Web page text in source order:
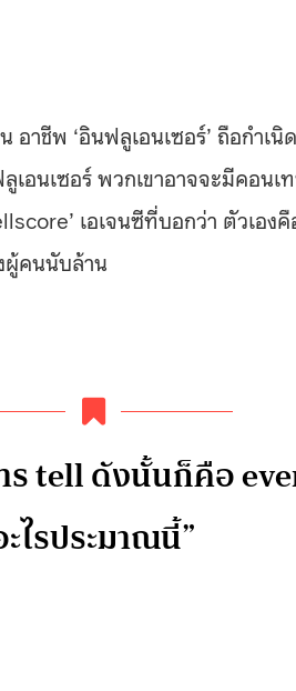
อาชีพ ‘อินฟลูเอนเซอร์’ ถือกำเ
อนเซอร์ พวกเขาอาจจะมีคอน
เอเจนซีที่บอกว่า ตัวเอ
ผู้คนนับล้าน
ร tell ดังนั้นก็คือ
ไรประมาณนี้”